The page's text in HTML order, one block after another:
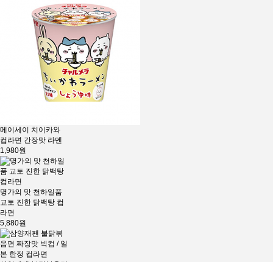
메이세이 치이카와
컵라면 간장맛 라멘
1,980원
명가의 맛 천하일품
교토 진한 닭백탕 컵
라면
5,880원